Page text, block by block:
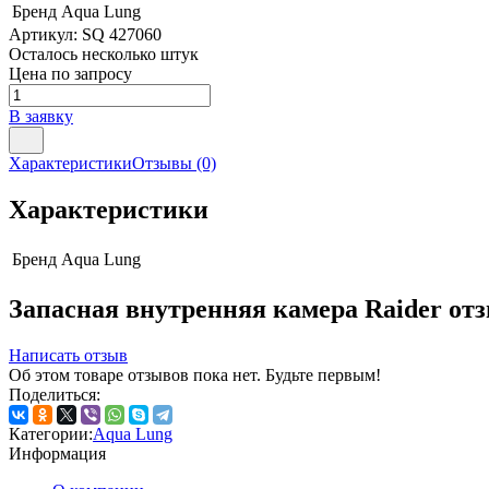
Бренд Aqua Lung
Артикул: SQ 427060
Осталось несколько штук
Цена по запросу
В заявку
ХарактеристикиОтзывы (0)
Характеристики
Бренд Aqua Lung
Запасная внутренняя камера Raider
Написать отзыв
Об этом товаре отзывов пока нет. Будьте первым!
Поделиться:
Категории:Aqua Lung
Информация